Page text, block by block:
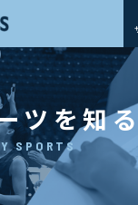
ツを知る
SPORTS